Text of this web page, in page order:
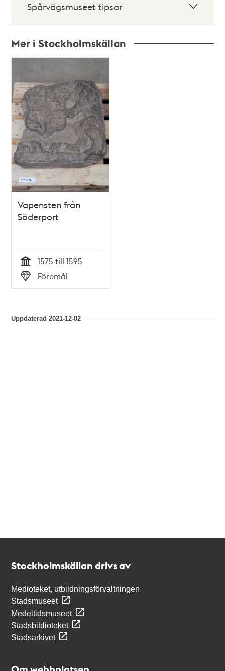
Spårvägsmuseet tipsar
Mer i Stockholmskällan
och
teman
Vapensten från
Söderport
Tid
1575 till 1595
Typ
Föremål
Uppdaterad2021-12-02
Stockholmskällan drivs av
Medioteket, utbildningsförvaltningen
Stadsmuseet
Medeltidsmuseet
Stadsbiblioteket
Stadsarkivet